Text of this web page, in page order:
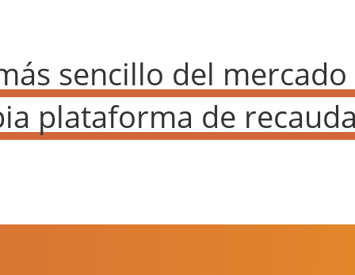
sencillo del
plataforma de